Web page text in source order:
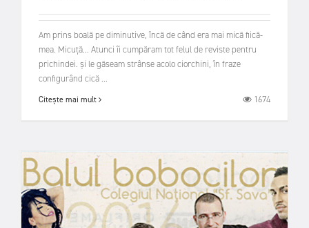
Am prins boală pe diminutive, încă de când era mai mică fiică-
mea. Micuță... Atunci îi cumpăram tot felul de reviste pentru
prichindei. și le găseam strânse acolo ciorchini, în fraze
configurând cică ...
Citește mai mult 1674